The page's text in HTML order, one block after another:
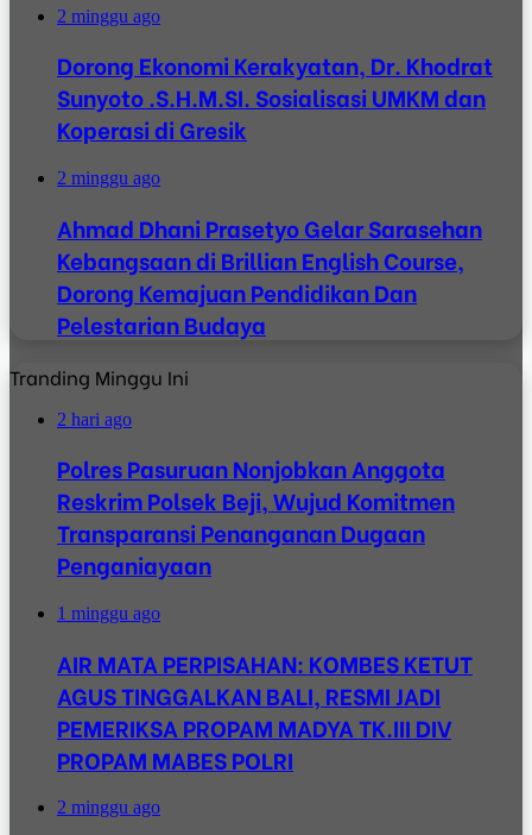
2 minggu ago
Dorong Ekonomi Kerakyatan, Dr. Khodrat
Sunyoto .S.H.M.SI. Sosialisasi UMKM dan
Koperasi di Gresik
2 minggu ago
Ahmad Dhani Prasetyo Gelar Sarasehan
Kebangsaan di Brillian English Course,
Dorong Kemajuan Pendidikan Dan
Pelestarian Budaya
Tranding Minggu Ini
2 hari ago
Polres Pasuruan Nonjobkan Anggota
Reskrim Polsek Beji, Wujud Komitmen
Transparansi Penanganan Dugaan
Penganiayaan
1 minggu ago
AIR MATA PERPISAHAN: KOMBES KETUT
AGUS TINGGALKAN BALI, RESMI JADI
PEMERIKSA PROPAM MADYA TK.III DIV
PROPAM MABES POLRI
2 minggu ago